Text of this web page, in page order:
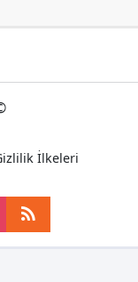
İlkeleri